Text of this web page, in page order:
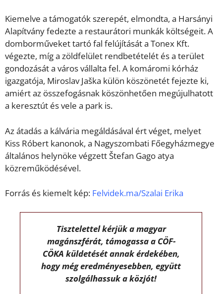
Kiemelve a támogatók szerepét, elmondta, a Harsányi
Alapítvány fedezte a restaurátori munkák költségeit. A
domborműveket tartó fal felújítását a Tonex Kft.
végezte, míg a zöldfelület rendbetételét és a terület
gondozását a város vállalta fel. A komáromi kórház
igazgatója, Miroslav Jaška külön köszönetét fejezte ki,
amiért az összefogásnak köszönhetően megújulhatott
a keresztút és vele a park is.
Az átadás a kálvária megáldásával ért véget, melyet
Kiss Róbert kanonok, a Nagyszombati Főegyházmegye
általános helynöke végzett Štefan Gago atya
közreműködésével.
Forrás és kiemelt kép: Felvidek.ma/Szalai Erika
Tisztelettel kérjük a magyar
magánszférát, támogassa a CÖF-
CÖKA küldetését annak érdekében,
hogy még eredményesebben, együtt
szolgálhassuk a közjót!